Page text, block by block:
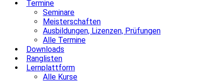
Termine
Seminare
Meisterschaften
Ausbildungen, Lizenzen, Prüfungen
Alle Termine
Downloads
Ranglisten
Lernplattform
Alle Kurse